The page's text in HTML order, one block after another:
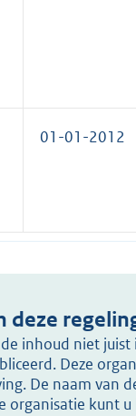
01-01-2012
deze
inhoud niet
Deze
De naam van
organisatie kunt